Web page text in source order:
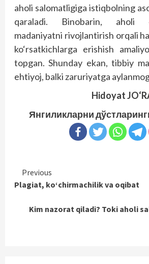
aholi salomatligiga istiqbolning
qaraladi. Binobarin, aholi
madaniyatni rivojlantirish orqali
ko‘rsatkichlarga erishish
topgan. Shunday ekan, tibbiy
ehtiyoj, balki zaruriyatga
Hidoyat
Янгиликларни
Continue
Reading
Previous
Plagiat, ko‘chirmachilik va oqibat
Kim nazorat qiladi? Toki aholi